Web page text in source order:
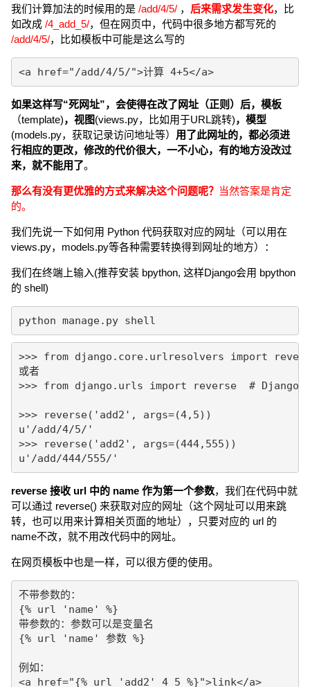
我们计算加法的时候用的是 /add/4/5/ ， 后来需求发生变化，比
如改成 /4_add_5/，但在网页中，代码中很多地方都写死的
/add/4/5/，比如模板中可能是这么写的
<a href="/add/4/5/">计算 4+5</a>
如果这样写“死网址”，会使得在改了网址（正则）后，模板
（template)，视图(views.py，比如用于URL跳转)，模型
(models.py，获取记录访问地址等） 用了此网址的， 都必须进
行相应的更改， 修改的代价很大，一不小心，有的地方没改过
来，就不能用了。
那么有没有更优雅的方式来解决这个问题呢？ 当然答案是肯定
的。
我们先说一下如何用 Python 代码获取对应的网址（可以用在
views.py，models.py等各种需要转换得到网址的地方）：
我们在终端上输入(推荐安装 bpython, 这样Django会用 bpython
的 shell)
python manage.py shell
>>> from django.core.urlresolvers import
或者
>>> from django.urls import reverse  # Django
>>> reverse('add2', args=(4,5))
u'/add/4/5/'
>>> reverse('add2', args=(444,555))
u'/add/444/555/'
reverse 接收 url 中的 name 作为第一个参数，我们在代码中就
可以通过 reverse() 来获取对应的网址（这个网址可以用来跳
转，也可以用来计算相关页面的地址），只要对应的 url 的
name不改，就不用改代码中的网址。
在网页模板中也是一样，可以很方便的使用。
不带参数的：
{% url 'name' %}
带参数的：参数可以是变量名
{% url 'name' 参数 %}
例如：
<a href="{% url 'add2' 4 5 %}">link</a>